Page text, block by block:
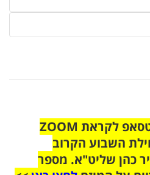
הצטרפו לקבוצת הוואטסאפ לקראת ZOOM
השבוע הקרוב
כהן שליט"א. מספר